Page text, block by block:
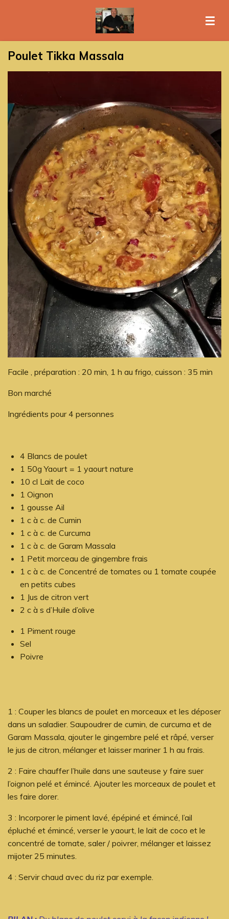
principal
Poulet Tikka Massala
Facile , préparation : 20 min, 1 h au frigo, cuisson : 35 min
Bon marché
Ingrédients pour 4 personnes
4 Blancs de poulet
1 50g Yaourt = 1 yaourt nature
10 cl Lait de coco
1 Oignon
1 gousse Ail
1 c à c. de Cumin
1 c à c. de Curcuma
1 c à c. de Garam Massala
1 Petit morceau de gingembre frais
1 c à c. de Concentré de tomates ou 1 tomate coupée
en petits cubes
1 Jus de citron vert
2 c à s d’Huile d’olive
1 Piment rouge
Sel
Poivre
1 : Couper les blancs de poulet en morceaux et les déposer
dans un saladier. Saupoudrer de cumin, de curcuma et de
Garam Massala, ajouter le gingembre pelé et râpé, verser
le jus de citron, mélanger et laisser mariner 1 h au frais.
2 : Faire chauffer l’huile dans une sauteuse y faire suer
l’oignon pelé et émincé. Ajouter les morceaux de poulet et
les faire dorer.
3 : Incorporer le piment lavé, épépiné et émincé, l’ail
épluché et émincé, verser le yaourt, le lait de coco et le
concentré de tomate, saler / poivrer, mélanger et laissez
mijoter 25 minutes.
4 : Servir chaud avec du riz par exemple.